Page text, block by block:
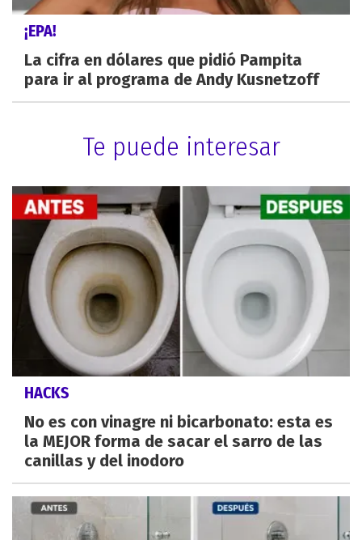
¡EPA!
La cifra en dólares que pidió Pampita
para ir al programa de Andy Kusnetzoff
Te puede interesar
HACKS
No es con vinagre ni bicarbonato: esta es
la MEJOR forma de sacar el sarro de las
canillas y del inodoro